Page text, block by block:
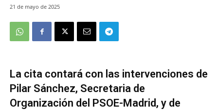
21 de mayo de 2025
La cita contará con las intervenciones de
Pilar Sánchez, Secretaria de
Organización del PSOE-Madrid, y de